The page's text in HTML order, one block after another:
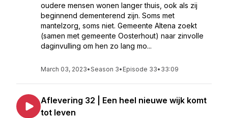
oudere mensen wonen langer thuis, ook als zij
beginnend dementerend zijn. Soms met
mantelzorg, soms niet. Gemeente Altena zoekt
(samen met gemeente Oosterhout) naar zinvolle
daginvulling om hen zo lang mo...
March 03, 2023•Season 3• Episode 33• 33:09
Aflevering 32 | Een heel nieuwe wijk komt
tot leven